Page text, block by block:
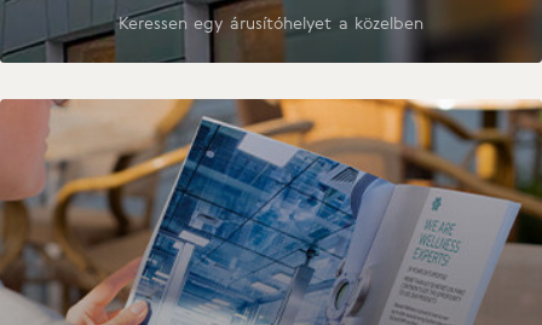
Keressen egy árusítóhelyet a közelben